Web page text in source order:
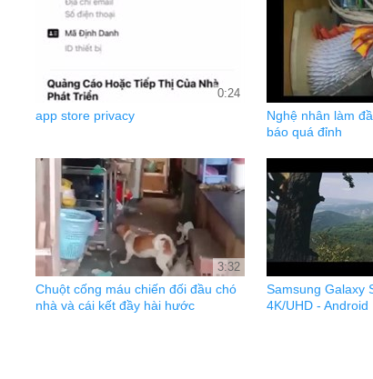
0:24
app store privacy
Nghệ nhân làm
báo quá đỉnh
3:32
Chuột cống máu chiến đối đầu chó
nhà và cái kết đầy hài hước
Samsung Galaxy
4K/UHD - Android